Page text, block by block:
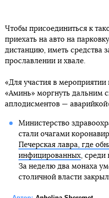
Чтобы присоединиться к
приехать на авто на
дистанцию, иметь средства
прославлении и хвале.
«Для участия в
«Аминь» моргнуть дальним
аплодисментов —
Министерство
стали очагами
Печерская лавра, где
инфицированных, среди
За неделю два монаха
столичной власти